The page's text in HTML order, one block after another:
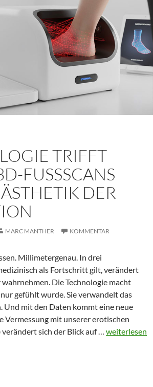
Geschichte
TRIFFT
FUSSSCANS U
DER P
MARC MANTHER
KOMMENTAR
Millimetergenau. In drei
als Fortschritt gilt, verändert
Die Technologie macht
gefühlt wurde. Sie verwandelt das
Und mit den Daten kommt eine neue
Vermessung mit unserer erotischen
sich der Blick auf … Technologie
weiterlesen